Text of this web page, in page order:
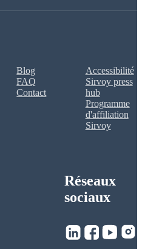
Blog
FAQ
Contact
Accessibilité
Sirvoy press
hub
Programme
d'affiliation
Sirvoy
Réseaux
sociaux